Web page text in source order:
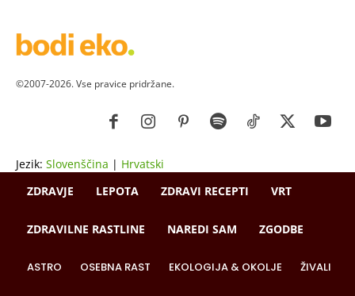
©2007-2026. Vse pravice pridržane.
Jezik: Slovenščina | Hrvatski
ZDRAVJE
LEPOTA ZDRAVI RECEPTI VRT
ZDRAVILNE RASTLINE NAREDI SAM ZGODBE
ASTRO OSEBNA RAST EKOLOGIJA & OKOLJE ŽIVALI